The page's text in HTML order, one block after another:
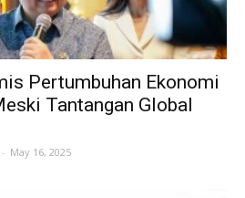
Pertumbuhan Ekonomi
Tantangan Global
- May 16, 2025